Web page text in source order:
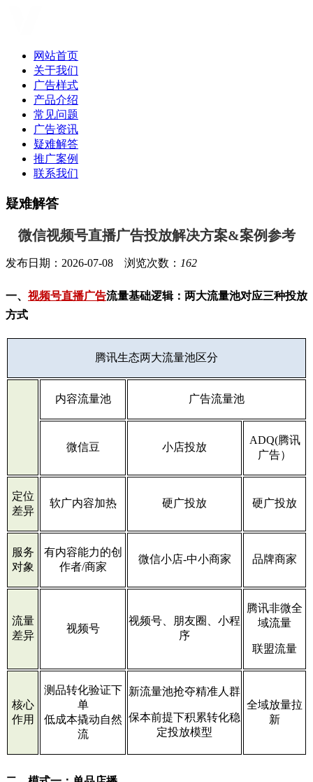
网站首页
关于我们
广告样式
产品介绍
常见问题
广告资讯
疑难解答
推广案例
联系我们
疑难解答
微信视频号直播广告投放解决方案&案例参考
发布日期：2026-07-08 浏览次数： 162
一、 视频号直播广告流量基础逻辑：两大流量池对应三种投放
方式
腾讯生态两大流量池区分
内容流量池 广告流量池
微信豆 小店投放
ADQ(腾讯
广告）
定位
差异
软广内容加热 硬广投放 硬广投放
服务
对象
有内容能力的创
作者/商家
微信小店-中小商家 品牌商家
流量
差异
视频号
视频号、朋友圈、小程
序
腾讯非微全
域流量
联盟流量
核心
作用
测品转化验证下
单
低成本撬动自然
流
新流量池抢夺精准人群
保本前提下积累转化稳
定投放模型
全域放量拉
新